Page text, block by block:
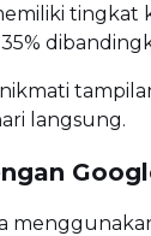
tingkat
langsung.